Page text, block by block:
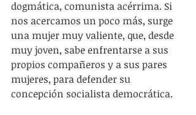
dogmática, comunista acérrima. Si
nos acercamos un poco más, surge
una mujer muy valiente, que, desde
muy joven, sabe enfrentarse a sus
propios compañeros y a sus pares
mujeres, para defender su
concepción socialista democrática.